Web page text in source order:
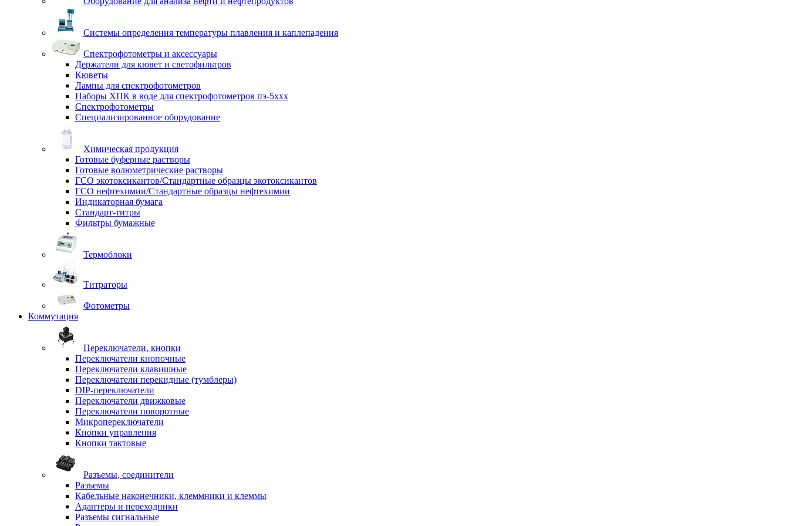
Системы определения температуры плавления и каплепадения
Спектрофотометры и аксессуары
Держатели для кювет и светофильтров
Кюветы
Лампы для спектрофотометров
Наборы ХПК в воде для спектрофотометров пэ-5ххх
Спектрофотометры
Специализированное оборудование
Химическая продукция
Готовые буферные растворы
Готовые волюметрические растворы
ГСО экотоксикантов/Стандартные образцы экотоксикантов
ГСО нефтехимии/Стандартные образцы нефтехимии
Индикаторная бумага
Стандарт-титры
Фильтры бумажные
Термоблоки
Титраторы
Фотометры
Коммутация
Переключатели, кнопки
Переключатели кнопочные
Переключатели клавишные
Переключатели перекидные (тумблеры)
DIP-переключатели
Переключатели движковые
Переключатели поворотные
Микропереключатели
Кнопки управления
Кнопки тактовые
Разъемы, соединители
Разъемы
Кабельные наконечники, клеммники и клеммы
Адаптеры и переходники
Разъемы сигнальные